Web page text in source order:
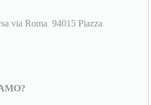
via Roma 94015 Piazza